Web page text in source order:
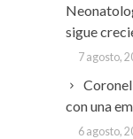
sigue
7 agosto,
con una
6 agosto,